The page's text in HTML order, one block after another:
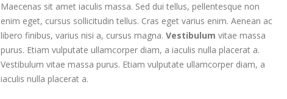
Maecenas sit amet iaculis massa. Sed dui tellus, pellentesque non
enim eget, cursus sollicitudin tellus. Cras eget varius enim. Aenean ac
libero finibus, varius nisi a, cursus magna. Vestibulum vitae massa
purus. Etiam vulputate ullamcorper diam, a iaculis nulla placerat a.
Vestibulum vitae massa purus. Etiam vulputate ullamcorper diam, a
iaculis nulla placerat a.